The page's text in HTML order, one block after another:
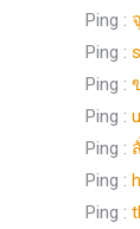
Ping :
Ping :
Ping :
Ping :
Ping :
Ping :
Ping :